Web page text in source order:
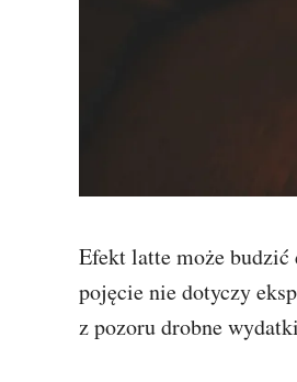
Efekt latte może budzić
pojęcie nie dotyczy
z pozoru drobne